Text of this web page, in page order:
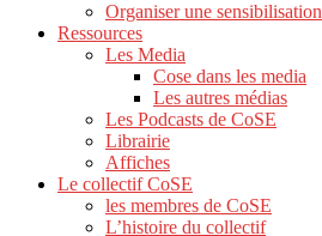
Organiser une sensibilisation
Ressources
Les Media
Cose dans les media
Les autres médias
Les Podcasts de CoSE
Librairie
Affiches
Le collectif CoSE
les membres de CoSE
L’histoire du collectif